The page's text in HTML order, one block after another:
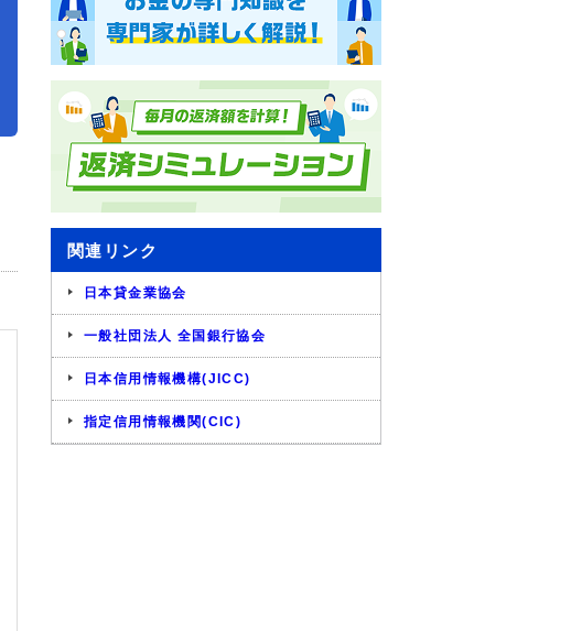
関連リンク
日本貸金業協会
一般社団法人 全国銀行協会
日本信用情報機構(JICC)
指定信用情報機関(CIC)